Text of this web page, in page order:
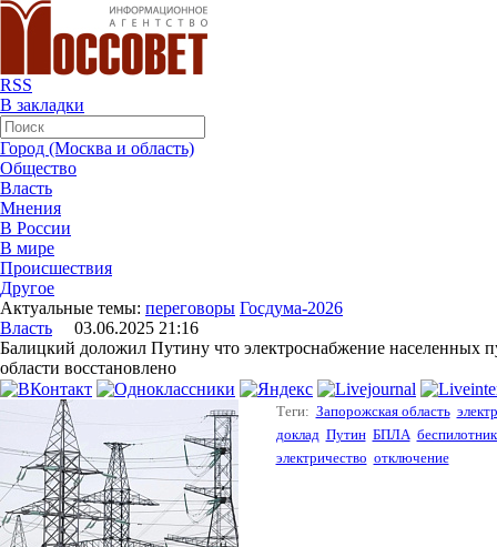
RSS
В закладки
Город (Москва и область)
Общество
Власть
Мнения
В России
В мире
Происшествия
Другое
Актуальные темы: переговоры Госдума-2026
Власть 03.06.2025 21:16
Балицкий доложил Путину что электроснабжение населенных
области восстановлено
Теги: Запорожская область
доклад Путин БПЛА
электричество отключение